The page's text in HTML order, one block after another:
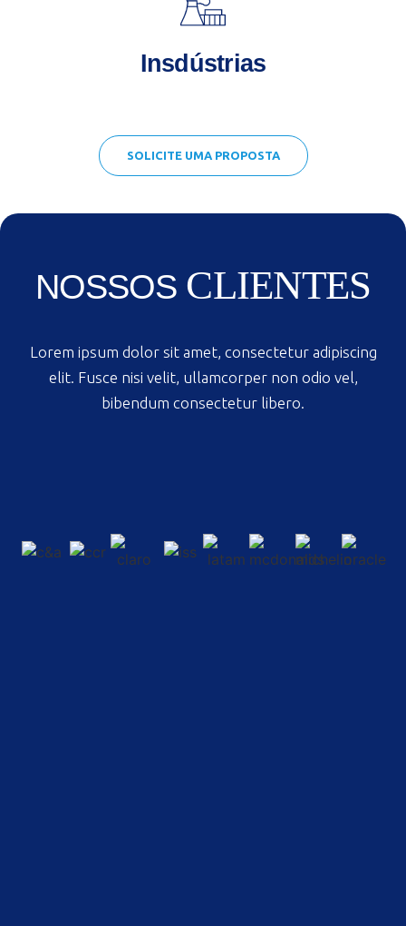
Insdústrias
SOLICITE UMA PROPOSTA
NOSSOS CLIENTES
Lorem ipsum dolor sit amet, consectetur adipiscing
elit. Fusce nisi velit, ullamcorper non odio vel,
bibendum consectetur libero.